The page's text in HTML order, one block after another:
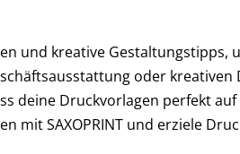
und kreative Gestaltungstipps,
oder
deine Druckvorlagen perfekt
mit SAXOPRINT und erziele